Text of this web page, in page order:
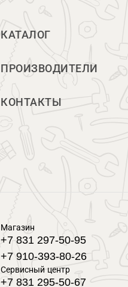
КАТАЛОГ
ПРОИЗВОДИТЕЛИ
КОНТАКТЫ
Магазин
+7 831 297-50-95
+7 910-393-80-26
Сервисный центр
+7 831 295-50-67